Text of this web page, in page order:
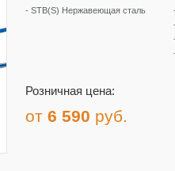
- STB(S) Нержавеющая сталь
Розничная цена:
от 6 590 руб.